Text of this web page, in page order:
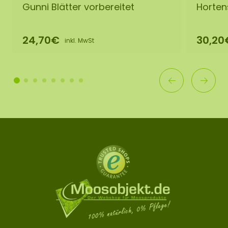
Gunni Blätter vorbereitet
24,70€ inkl. MwSt